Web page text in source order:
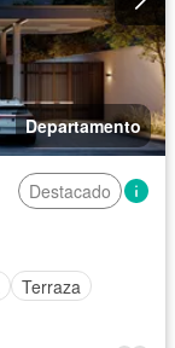
Departamento
Destacado
Terraza